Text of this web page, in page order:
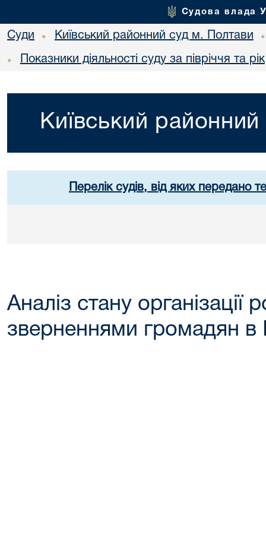
Судова влада
Суди • Київський районний суд м. Полтави •
• Показники діяльності суду за півріччя та рік
Київський
Перелік судів, від яких передано
Аналіз стану організації
зверненнями громадян в